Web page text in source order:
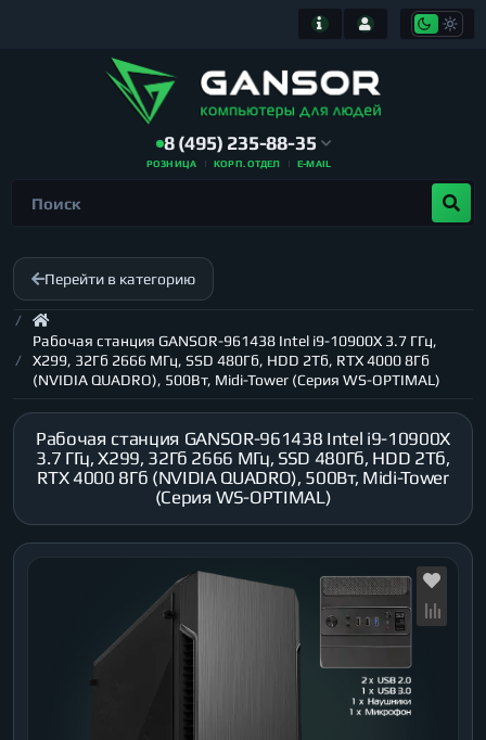
8 (495) 235-88-35
РОЗНИЦА КОРП. ОТДЕЛ E-MAIL
Перейти в категорию
Рабочая станция GANSOR-961438 Intel i9-10900X 3.7 ГГц,
X299, 32Гб 2666 МГц, SSD 480Гб, HDD 2Тб, RTX 4000 8Гб
(NVIDIA QUADRO), 500Вт, Midi-Tower (Серия WS-OPTIMAL)
Рабочая станция GANSOR-961438 Intel i9-10900X
3.7 ГГц, X299, 32Гб 2666 МГц, SSD 480Гб, HDD 2Тб,
RTX 4000 8Гб (NVIDIA QUADRO), 500Вт, Midi-Tower
(Серия WS-OPTIMAL)